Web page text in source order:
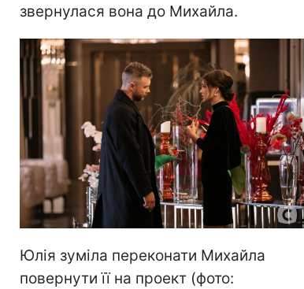
звернулася вона до Михайла.
Юлія зуміла переконати Михайла
повернути її на проект (фото: